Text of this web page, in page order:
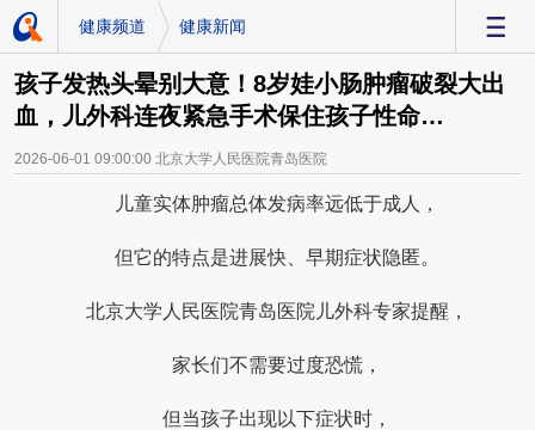
健康频道 健康新闻
孩子发热头晕别大意！8岁娃小肠肿瘤破裂大出
血，儿外科连夜紧急手术保住孩子性命…
2026-06-01 09:00:00 北京大学人民医院青岛医院
儿童实体肿瘤总体发病率远低于成人，
但它的特点是进展快、早期症状隐匿。
北京大学人民医院青岛医院儿外科专家提醒，
家长们不需要过度恐慌，
但当孩子出现以下症状时，